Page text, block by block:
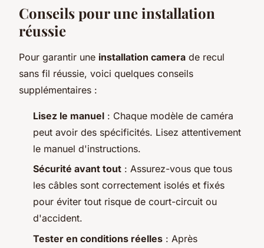
Conseils pour une installation
réussie
Pour garantir une installation camera de recul
sans fil réussie, voici quelques conseils
supplémentaires :
Lisez le manuel : Chaque modèle de caméra
peut avoir des spécificités. Lisez attentivement
le manuel d'instructions.
Sécurité avant tout : Assurez-vous que tous
les câbles sont correctement isolés et fixés
pour éviter tout risque de court-circuit ou
d'accident.
Tester en conditions réelles : Après